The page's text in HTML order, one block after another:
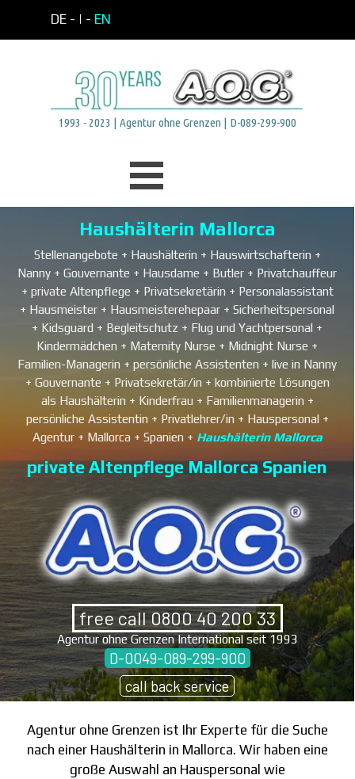
DE - | - EN
1993 - 2023 | Agentur ohne Grenzen | D-089-299-900
Haushälterin Mallorca
Stellenangebote + Haushälterin + Hauswirtschafterin +
Nanny + Gouvernante + Hausdame + Butler + Privatchauffeur
+ private Altenpflege + Privatsekretärin + Personalassistant
+ Hausmeister + Hausmeisterehepaar + Sicherheitspersonal
+ Kidsguard + Begleitschutz + Flug und Yachtpersonal +
Kindermädchen + Maternity Nurse + Midnight Nurse +
Familien-Managerin + persönliche Assistenten + live in Nanny
+ Gouvernante + Privatsekretär/in + kombinierte Lösungen
als Haushälterin + Kinderfrau + Familienmanagerin +
persönliche Assistentin + Privatlehrer/in + Hauspersonal +
Agentur + Mallorca + Spanien + Haushälterin Mallorca
private Altenpflege Mallorca Spanien
free call 0800 40 200 33
Agentur ohne Grenzen International seit 1993
D-0049-089-299-900
call back service
Agentur ohne Grenzen ist Ihr Experte für die Suche
nach einer Haushälterin in Mallorca. Wir haben eine
große Auswahl an Hauspersonal wie